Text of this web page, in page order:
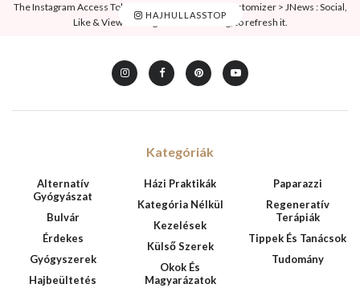
HAJHULLASSTOP
The Instagram Access Token is expired, Go to the Customizer > JNews : Social,
Like & View > Instagram Feed Setting, to refresh it.
Kategóriák
Alternatív
Gyógyászat
Bulvár
Érdekes
Gyógyszerek
Hajbeültetés
Házi Praktikák
Kategória Nélkül
Kezelések
Külső Szerek
Okok És
Magyarázatok
Paparazzi
Regeneratív
Terápiák
Tippek És Tanácsok
Tudomány